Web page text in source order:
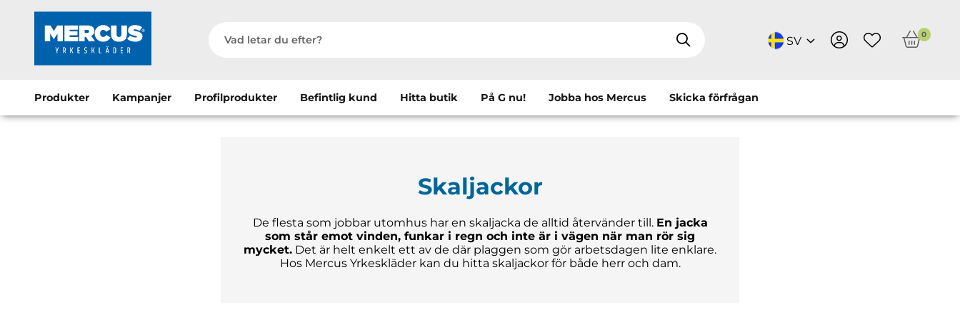
SV 0
Produkter Kampanjer Profilprodukter Befintlig kund Hitta butik På G nu! Jobba hos Mercus Skicka förfrågan
Skaljackor
De flesta som jobbar utomhus har en skaljacka de alltid återvänder till. En jacka
som står emot vinden, funkar i regn och inte är i vägen när man rör sig
mycket. Det är helt enkelt ett av de där plaggen som gör arbetsdagen lite enklare.
Hos Mercus Yrkeskläder kan du hitta skaljackor för både herr och dam.